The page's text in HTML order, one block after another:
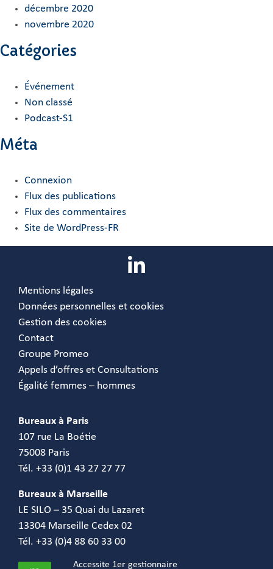
décembre 2020
novembre 2020
Catégories
Événement
Non classé
Podcast-S1
Méta
Connexion
Flux des publications
Flux des commentaires
Site de WordPress-FR
Mentions légales
Données personnelles et cookies
Gestion des cookies
Contact
Groupe Promeo
Appels d’offres et Consultations
Égalité femmes – hommes
Bureaux à Paris
107 rue La Boétie
75008 Paris
Tél. +33 (0)1 43 27 27 77
Bureaux à Marseille
LE SILO – 35 Quai du Lazaret
13304 Marseille Cedex 02
Tél. +33 (0)4 88 60 33 00
Accessite 1er gestionnaire